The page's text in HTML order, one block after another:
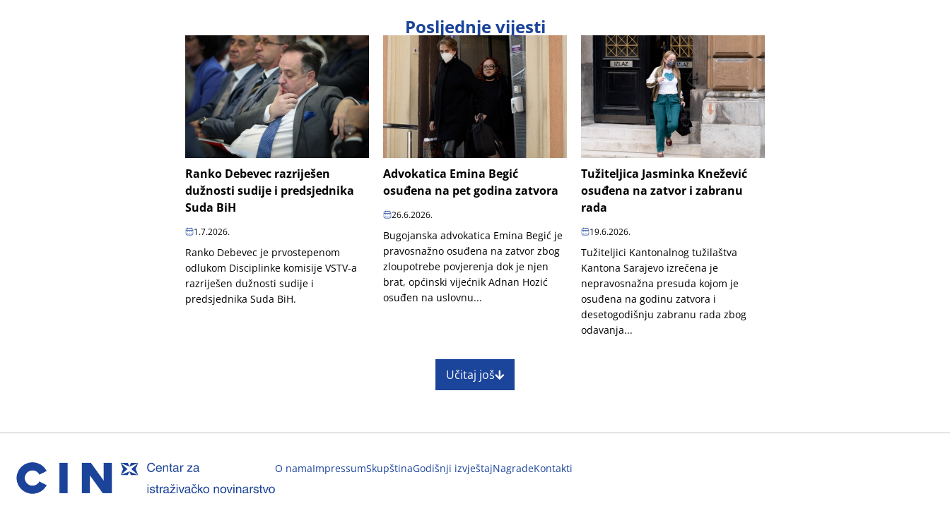
Posljednje vijesti
Ranko Debevec razriješen
dužnosti sudije i predsjednika
Suda BiH
1.7.2026.
Ranko Debevec je prvostepenom
odlukom Disciplinke komisije VSTV-a
razriješen dužnosti sudije i
predsjednika Suda BiH.
Advokatica Emina Begić
osuđena na pet godina zatvora
26.6.2026.
Bugojanska advokatica Emina Begić je
pravosnažno osuđena na zatvor zbog
zloupotrebe povjerenja dok je njen
brat, općinski vijećnik Adnan Hozić
osuđen na uslovnu...
Tužiteljica Jasminka Knežević
osuđena na zatvor i zabranu
rada
19.6.2026.
Tužiteljici Kantonalnog tužilaštva
Kantona Sarajevo izrečena je
nepravosnažna presuda kojom je
osuđena na godinu zatvora i
desetogodišnju zabranu rada zbog
odavanja...
Učitaj još
O namaImpressumSkupštinaGodišnji izvještajNagradeKontakti